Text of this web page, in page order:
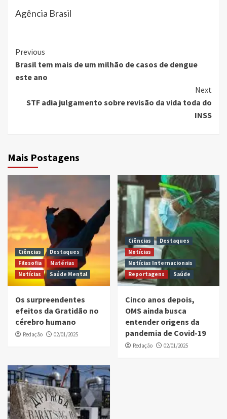
Agência Brasil
Continue
Reading
Previous
Brasil tem mais de um milhão de casos de dengue
este ano
Next
STF adia julgamento sobre revisão da vida toda do
INSS
Mais Postagens
Ciências
Destaques
Filosofia
Matérias
Notícias
Saúde Mental
Os surpreendentes
efeitos da Gratidão no
cérebro humano
Redação 02/01/2025
Ciências
Destaques
Notícias
Notícias Internacionais
Reportagens
Saúde
Cinco anos depois,
OMS ainda busca
entender origens da
pandemia de Covid-19
Redação 02/01/2025